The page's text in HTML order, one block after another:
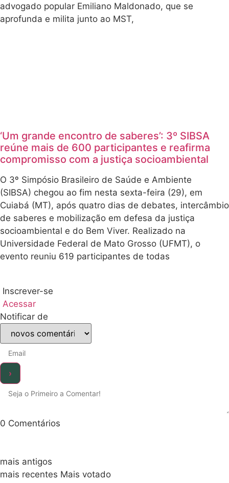
advogado popular Emiliano Maldonado, que se
aprofunda e milita junto ao MST,
‘Um grande encontro de saberes’: 3º SIBSA
reúne mais de 600 participantes e reafirma
compromisso com a justiça socioambiental
O 3º Simpósio Brasileiro de Saúde e Ambiente
(SIBSA) chegou ao fim nesta sexta-feira (29), em
Cuiabá (MT), após quatro dias de debates, intercâmbio
de saberes e mobilização em defesa da justiça
socioambiental e do Bem Viver. Realizado na
Universidade Federal de Mato Grosso (UFMT), o
evento reuniu 619 participantes de todas
Inscrever-se
Acessar
Notificar de
0 Comentários
mais antigos
mais recentes Mais votado